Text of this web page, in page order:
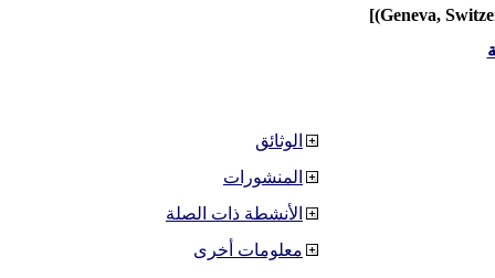
الوثائق
المنشورات
الأنشطة ذات الصلة
معلومات أخرى